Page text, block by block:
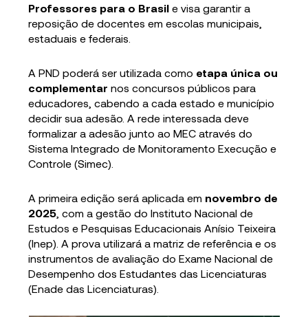
Professores para o Brasil e visa garantir a
reposição de docentes em escolas municipais,
estaduais e federais.
A PND poderá ser utilizada como etapa única ou
complementarnos concursos públicos para
educadores, cabendo a cada estado e município
decidir sua adesão. A rede interessada deve
formalizar a adesão junto ao MEC através do
Sistema Integrado de Monitoramento Execução e
Controle (Simec).
A primeira edição será aplicada em novembro de
2025 , com a gestão do Instituto Nacional de
Estudos e Pesquisas Educacionais Anísio Teixeira
(Inep). A prova utilizará a matriz de referência e os
instrumentos de avaliação do Exame Nacional de
Desempenho dos Estudantes das Licenciaturas
(Enade das Licenciaturas).